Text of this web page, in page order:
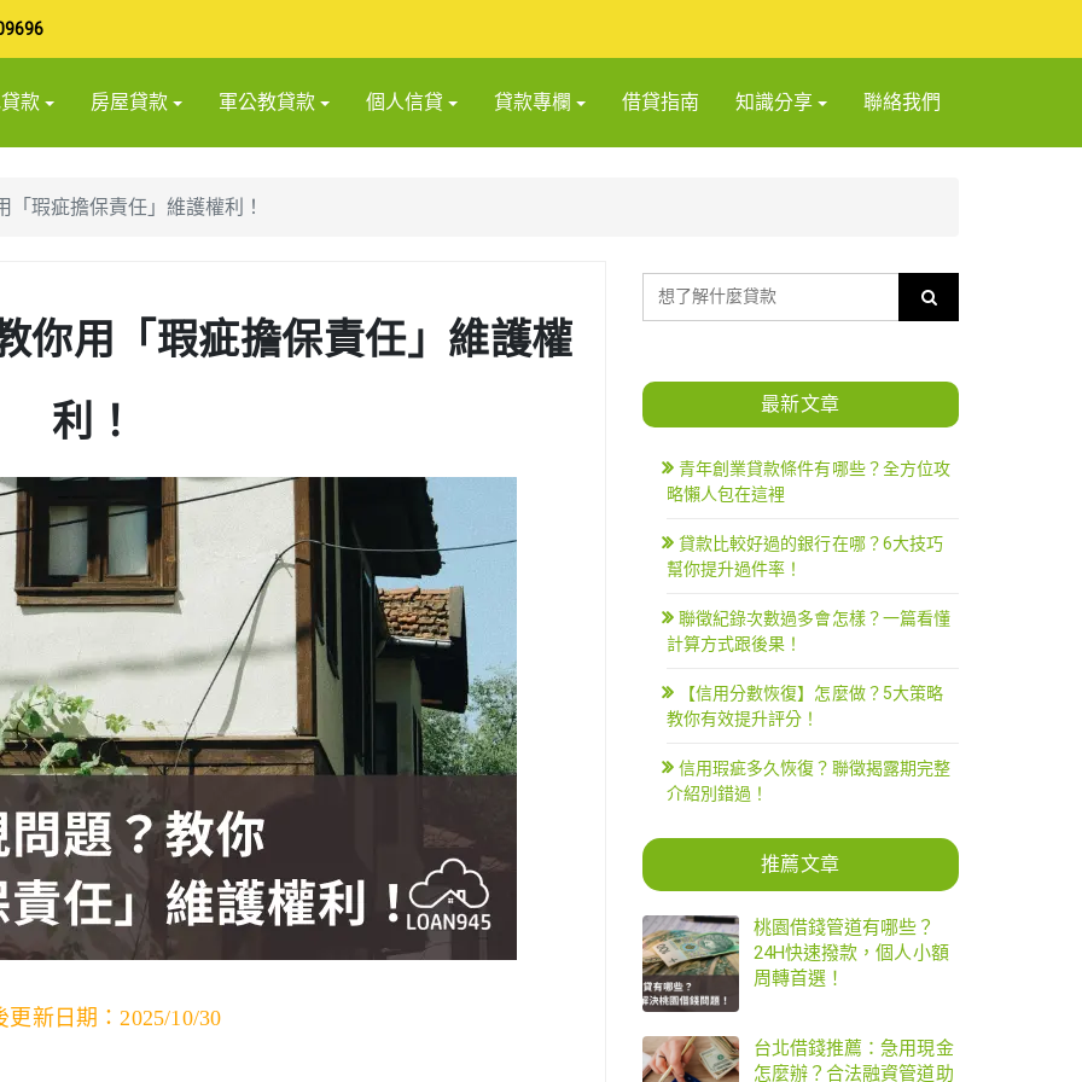
款 房屋貸款 軍公教貸款 個人信貸 貸款專欄 借貸指南 知識分享 聯絡我們
瑕疵擔保責任」維護權利！
你用「瑕疵擔保責任」維護權
利！
更新日期：2025/10/30
最新文章
青年創業貸款條件有哪些？全方位攻
略懶人包在這裡
貸款比較好過的銀行在哪？6大技巧
幫你提升過件率！
聯徵紀錄次數過多會怎樣？一篇看懂
計算方式跟後果！
【信用分數恢復】怎麼做？5大策略
教你有效提升評分！
信用瑕疵多久恢復？聯徵揭露期完整
介紹別錯過！
推薦文章
桃園借錢管道有哪些？
24H快速撥款，個人小額
周轉首選！
台北借錢推薦：急用現金
怎麼辦？合法融資管道助